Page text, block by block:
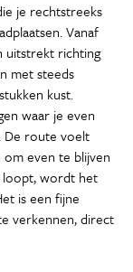
je rechtstreeks
Vanaf
uitstrekt richting
met steeds
kust.
waar je even
De route voelt
om even te blijven
loopt, wordt het
is een fijne
verkennen, direct